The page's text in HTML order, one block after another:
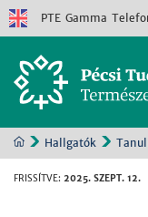
PTE Gamma
Hallgatók
FRISSÍTVE: 2025. SZEPT. 12.